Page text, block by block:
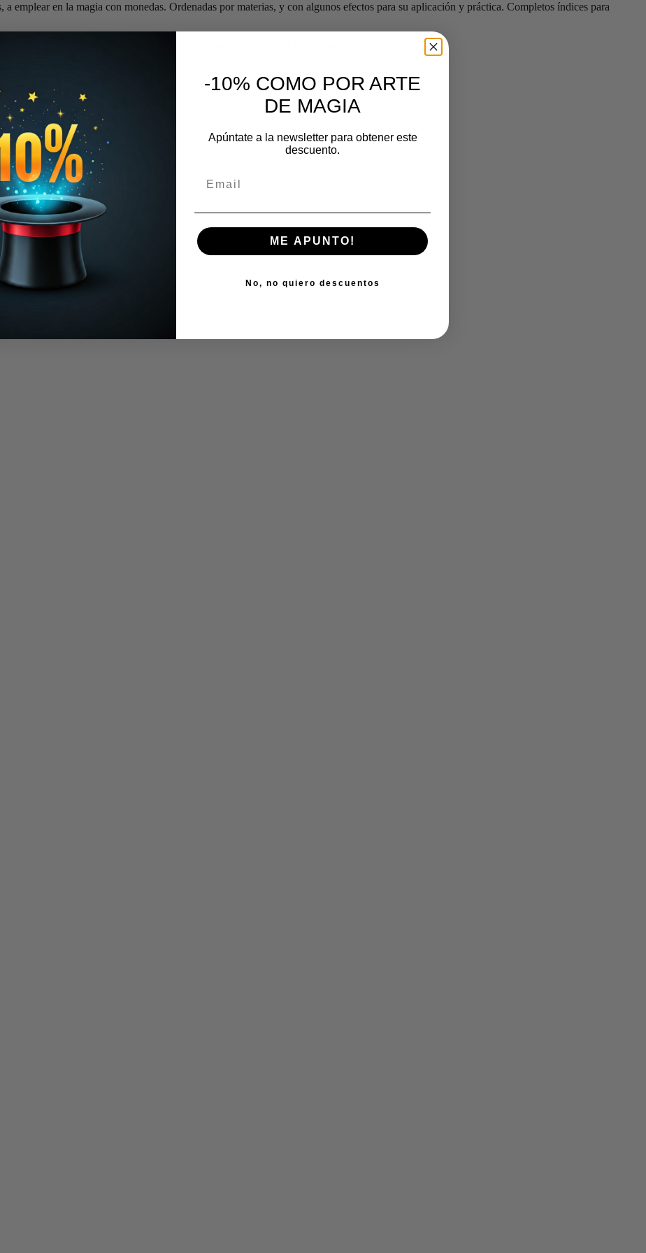
emplear en la magia con monedas. Ordenadas por materias, y con algunos efectos para su aplicación y práctica. Completos índices para
vueltas (13).- IX. Florituras (7).- Indices acumulados de los tres tomos.
-10% COMO POR ARTE
DE MAGIA
Apúntate a la newsletter para obtener este
descuento.
ME APUNTO!
No, no quiero descuentos